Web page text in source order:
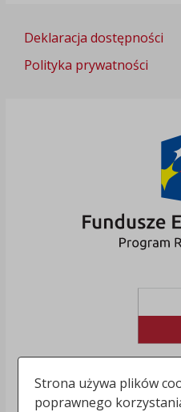
Deklaracja dostępności
Polityka prywatności
Strona używa plików
poprawnego